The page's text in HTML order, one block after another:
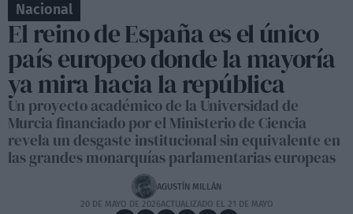
Nacional
El reino de España es el único
país europeo donde la mayoría
ya mira hacia la república
Un proyecto académico de la Universidad de
Murcia financiado por el Ministerio de Ciencia
revela un desgaste institucional sin equivalente en
las grandes monarquías parlamentarias europeas
AGUSTÍN MILLÁN
20 DE MAYO DE 2026ACTUALIZADO EL 21 DE MAYO